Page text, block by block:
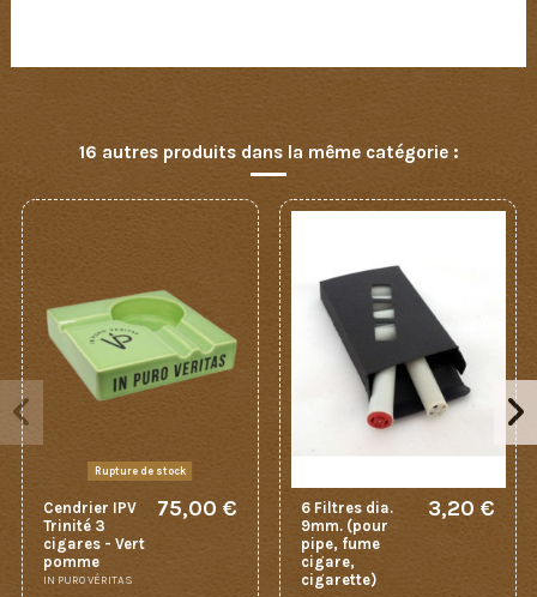
16 autres produits dans la même catégorie :
Rupture de stock
Cendrier IPV
Trinité 3
cigares - Vert
pomme
IN PURO VÉRITAS
75,00 €
6 Filtres dia.
9mm. (pour
pipe, fume
cigare,
cigarette)
3,20 €